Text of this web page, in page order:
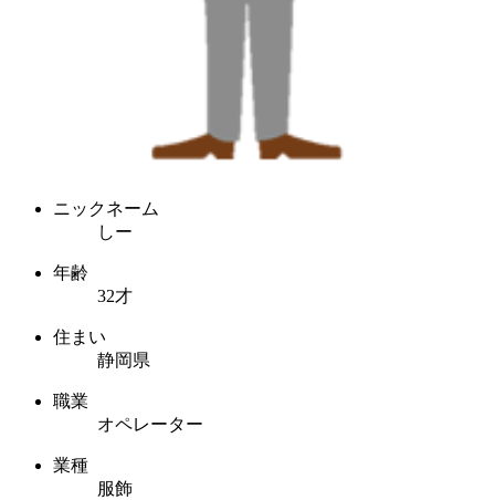
ニックネーム
しー
年齢
32才
住まい
静岡県
職業
オペレーター
業種
服飾